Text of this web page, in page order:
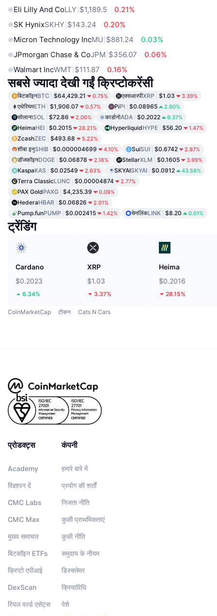
Eli Lilly And CoLLY $1,189.5
0.21%
SK HynixSKHY $143.24
0.20%
Micron Technology IncMU $881.24
0.03%
JPmorgan Chase & CoJPM $356.07
0.06%
Walmart IncWMT $111.87 0.16%
सबसे ज्यादा देखी गईं क्रिप्टोकरेंसी
बिटकॉइनBTC $64,429.21 0.75% एक्सआरपीXRP $1.03 3.39%
एथेरियमETH $1,906.07 0.57% PiPI $0.08965 2.90%
सोलानाSOL $72.86 2.00% कार्डानोADA $0.2022 6.37%
HeimaHEI $0.2015 28.21% HyperliquidHYPE $56.20 1.47%
ZcashZEC $493.68 5.22%
शीबा इनुSHIB $0.000004699 4.10% SuiSUI $0.6742 2.87%
डॉजकॉइनDOGE $0.06878 2.18% StellarXLM $0.1605 3.99%
KaspaKAS $0.02549 2.63% SKYAISKYAI $0.0912 43.58%
Terra ClassicLUNC $0.00004874 2.77%
PAX GoldPAXG $4,235.39 0.09%
HederaHBAR $0.06826 2.01%
Pump.funPUMP $0.002415 1.42% चेनलिंकLINK $8.20 0.01%
ट्रेंडिंग
Cardano
$0.2023
6.34%
XRP
$1.03
3.37%
Heima
$0.2016
28.15%
CoinMarketCap टोकन Cats N Cars
प्रोडक्ट्स
Academy
विज्ञापन दें
CMC Labs
CMC Max
मुख्य समाचार
बिटकॉइन ETFs
क्रिप्टो एपीआई
DexScan
रियल वर्ल्ड एसेट्स
कंपनी
हमारे बारे में
प्रयोग की शर्तों
निजता नीति
कुकी प्राथमिकताएं
कुकी नीति
समुदाय के नीयम
डिस्क्लेमर
क्रियाविधि
पेशे